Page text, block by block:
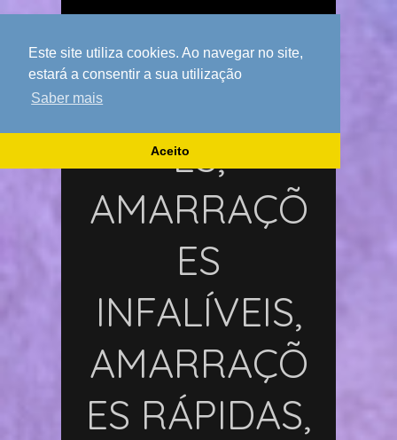
Este site utiliza cookies. Ao navegar no site,
estará a consentir a sua utilização
Saber mais
Aceito
Pesquisar
AMARRAÇÕ
ES,
AMARRAÇÕ
ES
INFALÍVEIS,
AMARRAÇÕ
ES RÁPIDAS,